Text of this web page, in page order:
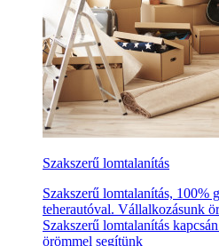
Szakszerű lomtalanítás
Szakszerű lomtalanítás, 100%
teherautóval. Vállalkozásunk
Szakszerű lomtalanítás
örömmel segítünk